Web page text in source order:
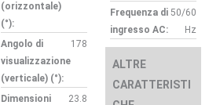
(orizzontale)
(°):
Angolo di
visualizzazione
(verticale) (°):
178
Dimensioni
23.8
Frequenza di
ingresso AC:
50/60
Hz
ALTRE
CARATTERISTI